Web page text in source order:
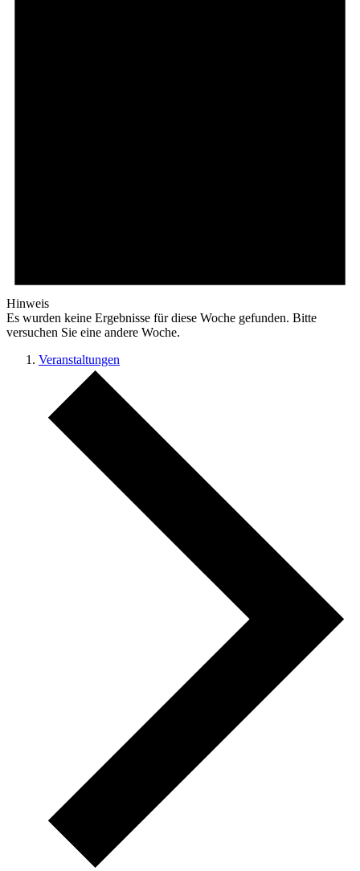
Hinweis
Es wurden keine Ergebnisse für diese Woche gefunden. Bitte
versuchen Sie eine andere Woche.
Veranstaltungen